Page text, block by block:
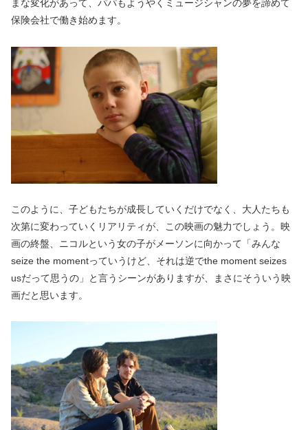
まな変化があって、パパもようやくミュージシャンの夢を諦めて
保険会社で働き始めます。
このように、子どもたちが成長していくだけでなく、大人たちも
次第に変わっていくリアリティが、この映画の魅力でしょう。映
画の終盤、ニコルという女の子がメーソンに向かって「みんな
seize the momentっていうけど、それは逆でthe moment seizes
usだって思うの」と言うシーンがありますが、まさにそういう映
画だと思います。